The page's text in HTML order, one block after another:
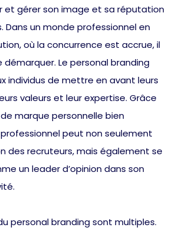
et gérer son image et sa réputation
Dans un monde professionnel en
où la concurrence est accrue, il
démarquer. Le personal branding
individus de mettre en avant leurs
valeurs et leur expertise. Grâce
marque personnelle bien
peut non seulement
des recruteurs, mais également se
un leader d’opinion dans son
personal branding sont multiples.